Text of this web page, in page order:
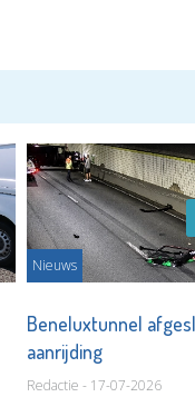
Nieuws
Beneluxtunnel
aanrijding
Redactie - 17-07-2026